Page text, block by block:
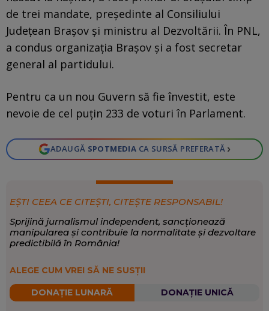
de trei mandate, președinte al Consiliului
Județean Brașov și ministru al Dezvoltării. În PNL,
a condus organizația Brașov și a fost secretar
general al partidului.
Pentru ca un nou Guvern să fie învestit, este
nevoie de cel puțin 233 de voturi în Parlament.
ADAUGĂ SPOTMEDIA CA SURSĂ PREFERATĂ ›
EȘTI CEEA CE CITEȘTI, CITEȘTE RESPONSABIL!
Sprijină jurnalismul independent, sancționează
manipularea și contribuie la normalitate și dezvoltare
predictibilă în România!
ALEGE CUM VREI SĂ NE SUSȚII
DONAȚIE LUNARĂ DONAȚIE UNICĂ